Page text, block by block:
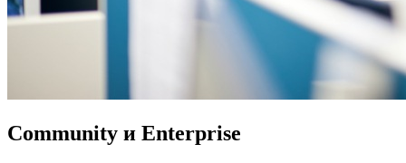
Community и Enterprise